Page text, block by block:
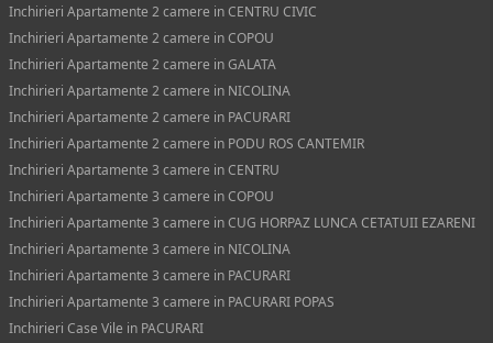
Inchirieri Apartamente 2 camere in CENTRU CIVIC
Inchirieri Apartamente 2 camere in COPOU
Inchirieri Apartamente 2 camere in GALATA
Inchirieri Apartamente 2 camere in NICOLINA
Inchirieri Apartamente 2 camere in PACURARI
Inchirieri Apartamente 2 camere in PODU ROS CANTEMIR
Inchirieri Apartamente 3 camere in CENTRU
Inchirieri Apartamente 3 camere in COPOU
Inchirieri Apartamente 3 camere in CUG HORPAZ LUNCA CETATUII EZARENI
Inchirieri Apartamente 3 camere in NICOLINA
Inchirieri Apartamente 3 camere in PACURARI
Inchirieri Apartamente 3 camere in PACURARI POPAS
Inchirieri Case Vile in PACURARI